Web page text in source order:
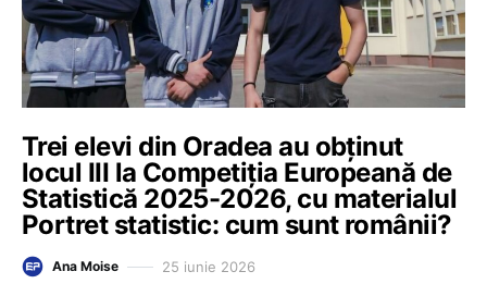
Trei elevi din Oradea au obținut
locul III la Competiția Europeană de
Statistică 2025-2026, cu materialul
Portret statistic: cum sunt românii?
Ana Moise 25 iunie 2026